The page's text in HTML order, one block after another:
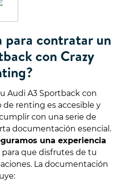
para contratar un
con Crazy
Audi A3 Sportback con
de renting es accesible y
con una serie de
documentación esencial.
una experiencia
para que disfrutes de tu
La documentación